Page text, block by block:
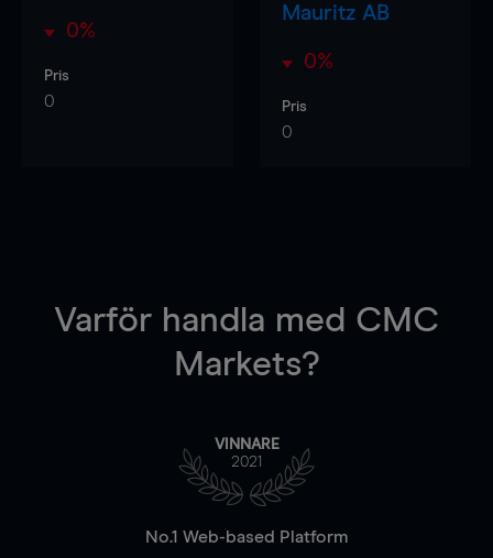
0%
Pris
0
Mauritz AB
0%
Pris
0
Varför handla med CMC
Markets?
VINNARE
2021
No.1 Web-based Platform